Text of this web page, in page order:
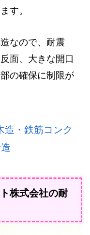
す。
なので、耐震
面、大きな開口
の確保に制限が
・鉄筋コンク
株式会社の耐